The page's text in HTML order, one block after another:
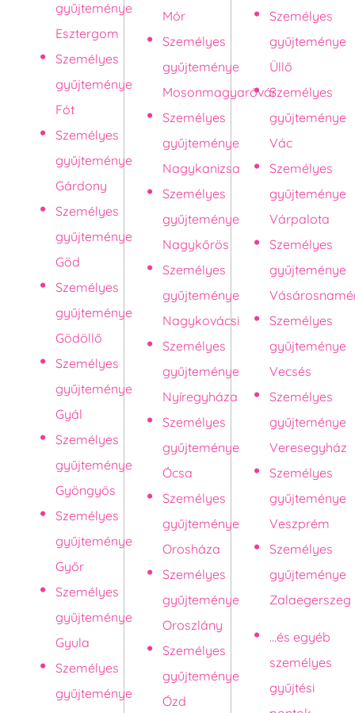
gyűjteménye
Esztergom
Személyes
gyűjteménye
Fót
Személyes
gyűjteménye
Gárdony
Személyes
gyűjteménye
Göd
Személyes
gyűjteménye
Gödöllő
Személyes
gyűjteménye
Gyál
Személyes
gyűjteménye
Gyöngyös
Személyes
gyűjteménye
Győr
Személyes
gyűjteménye
Gyula
Személyes
gyűjteménye
Mór
Személyes
gyűjteménye
Mosonmagyaróvár
Személyes
gyűjteménye
Nagykanizsa
Személyes
gyűjteménye
Nagykőrös
Személyes
gyűjteménye
Nagykovácsi
Személyes
gyűjteménye
Nyíregyháza
Személyes
gyűjteménye
Ócsa
Személyes
gyűjteménye
Orosháza
Személyes
gyűjteménye
Oroszlány
Személyes
gyűjteménye
Ózd
Személyes
gyűjteménye
Üllő
Személyes
gyűjteménye
Vác
Személyes
gyűjteménye
Várpalota
Személyes
gyűjteménye
Személyes
gyűjteménye
Vecsés
Személyes
gyűjteménye
Veresegyház
Személyes
gyűjteménye
Veszprém
Személyes
gyűjteménye
Zalaegerszeg
...és egyéb
személyes
gyűjtési